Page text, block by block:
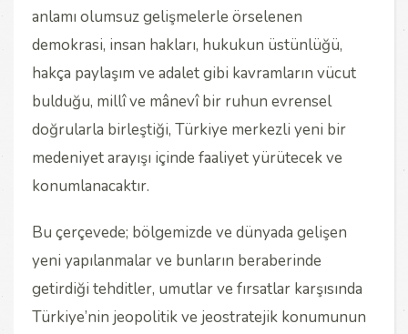
anlamı olumsuz gelişmelerle örselenen
demokrasi, insan hakları, hukukun üstünlüğü,
hakça paylaşım ve adalet gibi kavramların vücut
bulduğu, millî ve mânevî bir ruhun evrensel
doğrularla birleştiği, Türkiye merkezli yeni bir
medeniyet arayışı içinde faaliyet yürütecek ve
konumlanacaktır.
Bu çerçevede; bölgemizde ve dünyada gelişen
yeni yapılanmalar ve bunların beraberinde
getirdiği tehditler, umutlar ve fırsatlar karşısında
Türkiye’nin jeopolitik ve jeostratejik konumunun